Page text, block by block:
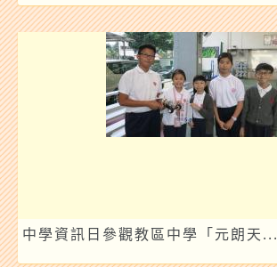
中學資訊日參觀教區中學「元朗天...